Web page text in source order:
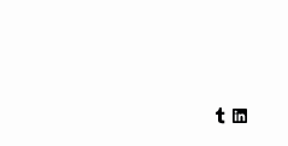
Tumblr